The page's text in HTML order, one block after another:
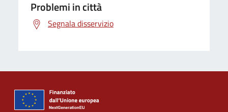
Problemi in città
Segnala disservizio